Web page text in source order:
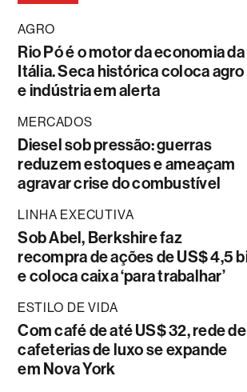
AGRO
Rio Pó é o motor da economia da
Itália. Seca histórica coloca agro
e indústria em alerta
MERCADOS
Diesel sob pressão: guerras
reduzem estoques e ameaçam
agravar crise do combustível
LINHA EXECUTIVA
Sob Abel, Berkshire faz
recompra de ações de US$ 4,5
e coloca caixa ‘para trabalhar’
ESTILO DE VIDA
Com café de até US$ 32, rede de
cafeterias de luxo se expande
em Nova York